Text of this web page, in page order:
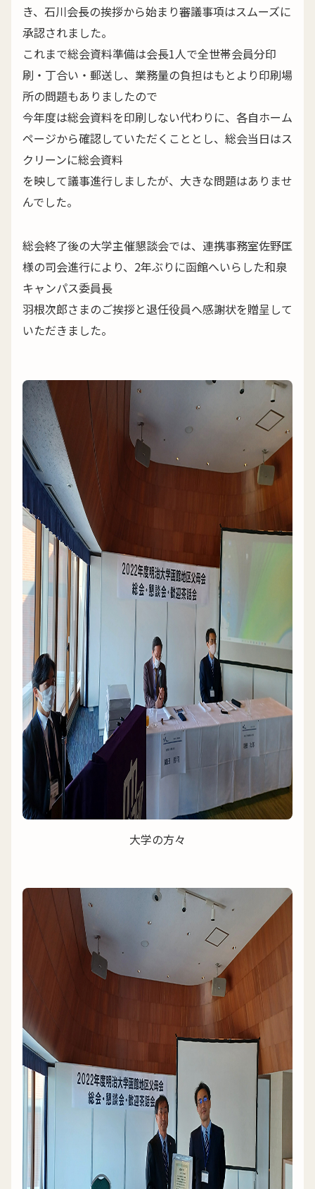
き、石川会長の挨拶から始まり審議事項はスムーズに
承認されました。
これまで総会資料準備は会長1人で全世帯会員分印
刷・丁合い・郵送し、業務量の負担はもとより印刷場
所の問題もありましたので
今年度は総会資料を印刷しない代わりに、各自ホーム
ページから確認していただくこととし、総会当日はス
クリーンに総会資料
を映して議事進行しましたが、大きな問題はありませ
んでした。
総会終了後の大学主催懇談会では、連携事務室佐野匡
様の司会進行により、2年ぶりに函館へいらした和泉
キャンパス委員長
羽根次郎さまのご挨拶と退任役員へ感謝状を贈呈して
いただきました。
大学の方々